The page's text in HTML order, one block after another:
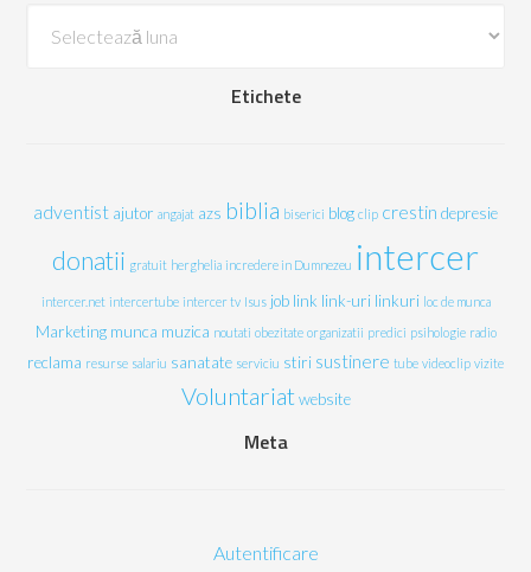
Etichete
adventist ajutor angajat azs biblia biserici blog clip crestin depresie
donatii gratuit herghelia incredere in Dumnezeu intercer
intercer.net intercertube intercer tv Isus job link link-uri linkuri loc de munca
Marketing munca muzica noutati obezitate organizatii predici psihologie radio
reclama resurse salariu sanatate serviciu stiri sustinere tube videoclip vizite
Voluntariat website
Meta
Autentificare